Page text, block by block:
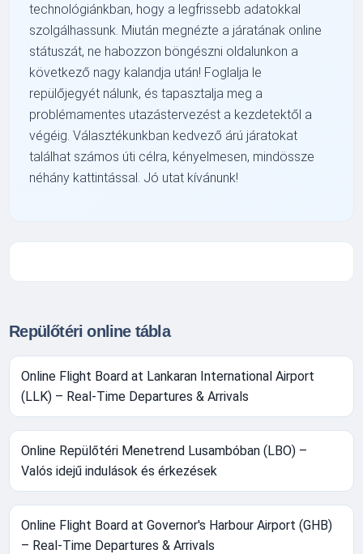
technológiánkban, hogy a legfrissebb adatokkal
szolgálhassunk. Miután megnézte a járatának online
státuszát, ne habozzon böngészni oldalunkon a
következő nagy kalandja után! Foglalja le
repülőjegyét nálunk, és tapasztalja meg a
problémamentes utazástervezést a kezdetektől a
végéig. Választékunkban kedvező árú járatokat
találhat számos úti célra, kényelmesen, mindössze
néhány kattintással. Jó utat kívánunk!
Repülőtéri online tábla
Online Flight Board at Lankaran International Airport
(LLK) – Real-Time Departures & Arrivals
Online Repülőtéri Menetrend Lusambóban (LBO) –
Valós idejű indulások és érkezések
Online Flight Board at Governor's Harbour Airport (GHB)
– Real-Time Departures & Arrivals